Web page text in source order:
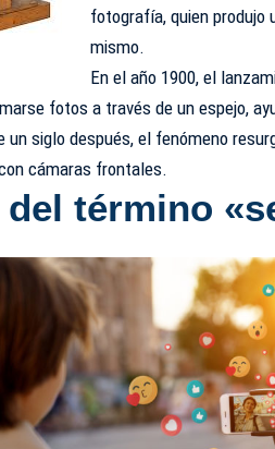
fotografía, quien produjo
mismo.
En el año 1900, el
fotos a través de un espejo,
siglo después, el fenómeno
cámaras frontales.
término